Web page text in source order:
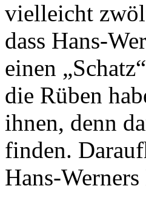
vielleicht
dass Hans-
einen
die Rüben
ihnen, denn
finden.
Hans-